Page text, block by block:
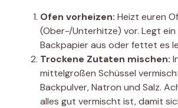
Ofen vorheizen: Heizt euren
(Ober-/Unterhitze) vor. Legt ein
Backpapier aus oder fettet es
Trockene Zutaten mischen:
mittelgroßen Schüssel
Backpulver, Natron und Salz.
alles gut vermischt ist, damit